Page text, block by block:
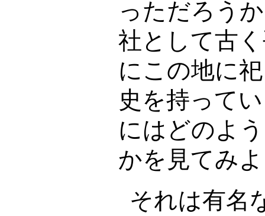
っただろう
社として古
にこの地に
史を持って
にはどのよ
かを見てみ
それは有名